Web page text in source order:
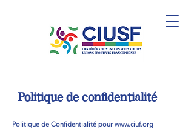
Politique de confidentialité
Politique de Confidentialité pour www.ciuf.org